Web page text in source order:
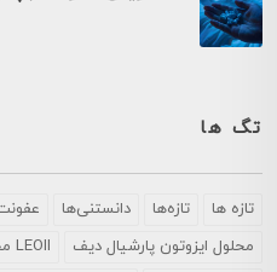
تگ ها
تازه ها تازه‌ها دانستنی‌ها
محلول ايزوتون پارشيال ديف
LEOII محلول لایز